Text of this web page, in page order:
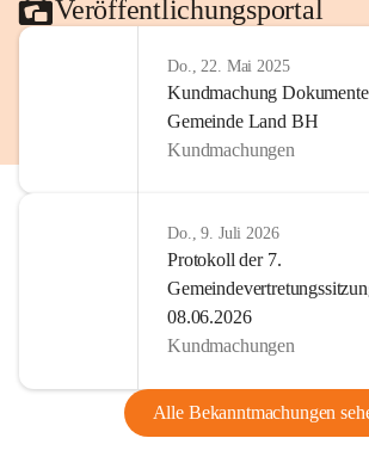
Veröffentlichungsportal
Do., 22. Mai 2025
Kundmachung
Gemeinde Land BH
Kundmachungen
Do., 9. Juli 2026
Protokoll der 7.
08.06.2026
Kundmachungen
Alle Bekanntmachungen